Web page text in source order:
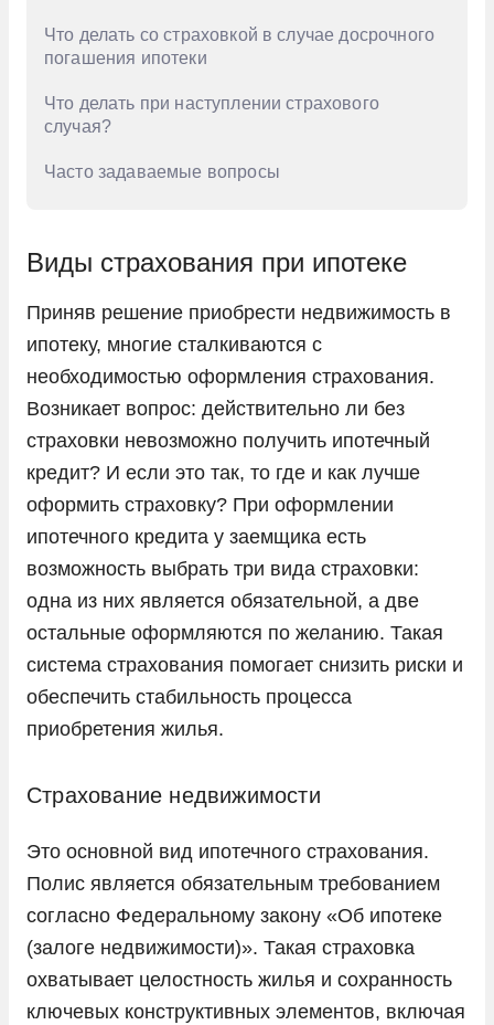
Что делать со страховкой в случае досрочного
погашения ипотеки
Что делать при наступлении страхового
случая?
Часто задаваемые вопросы
Виды страхования при ипотеке
Приняв решение приобрести недвижимость в
ипотеку, многие сталкиваются с
необходимостью оформления страхования.
Возникает вопрос: действительно ли без
страховки невозможно получить ипотечный
кредит? И если это так, то где и как лучше
оформить страховку? При оформлении
ипотечного кредита у заемщика есть
возможность выбрать три вида страховки:
одна из них является обязательной, а две
остальные оформляются по желанию. Такая
система страхования помогает снизить риски и
обеспечить стабильность процесса
приобретения жилья.
Страхование недвижимости
Это основной вид ипотечного страхования.
Полис является обязательным требованием
согласно Федеральному закону «Об ипотеке
(залоге недвижимости)». Такая страховка
охватывает целостность жилья и сохранность
ключевых конструктивных элементов, включая